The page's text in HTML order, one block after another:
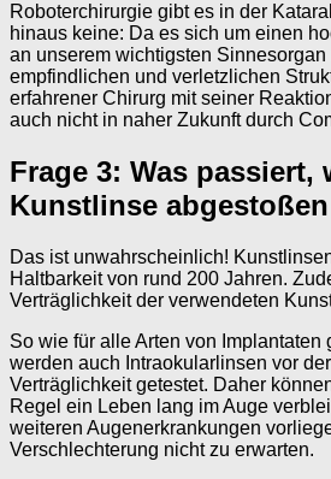
Roboterchirurgie gibt es in der
hinaus keine: Da es sich um einen
an unserem wichtigsten Sinnesorgan
empfindlichen und verletzlichen
erfahrener Chirurg mit seiner
auch nicht in naher Zukunft durch
Frage 3: Was passiert,
Kunstlinse
Das ist unwahrscheinlich!
Haltbarkeit von rund 200 Jahren.
Verträglichkeit der verwendeten
So wie für alle Arten von Implantaten
werden auch Intraokularlinsen vor
Verträglichkeit getestet. Daher
Regel ein Leben lang im Auge
weiteren Augenerkrankungen
Verschlechterung nicht zu erwarten.